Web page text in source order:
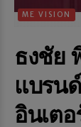
ME VISION
ธงชัย
แบรน
อินเตอ